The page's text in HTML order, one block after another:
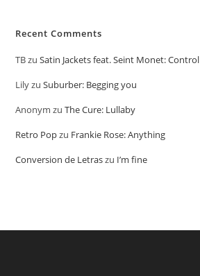
Recent Comments
TBzuSatin Jackets feat. Seint Monet: Control
LilyzuSuburber: Begging you
Anonym zuThe Cure: Lullaby
Retro Popzu Frankie Rose: Anything
Conversion de Letraszu I’m fine